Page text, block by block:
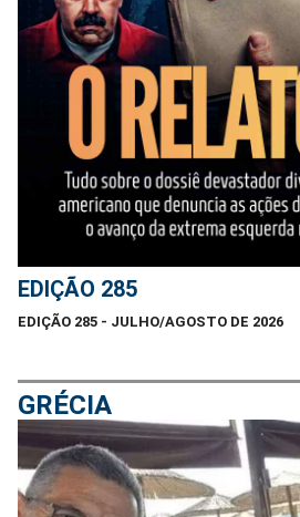
EDIÇÃO 285
EDIÇÃO 285 - JULHO/AGOSTO DE 2026
GRÉCIA